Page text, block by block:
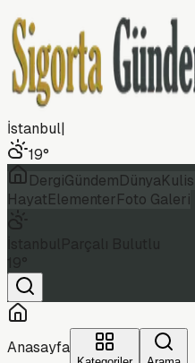
İstanbul|
19°
DergiGündemDünyaKulis
HayatElementerFoto Galeri
Anasayfa